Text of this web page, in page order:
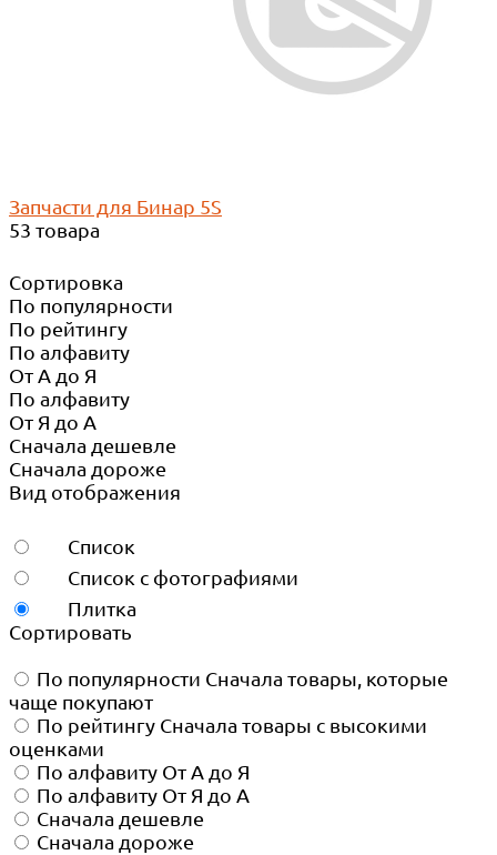
Запчасти для Бинар 5S
53 товара
Сортировка
По популярности
По рейтингу
По алфавиту
От А до Я
По алфавиту
От Я до А
Сначала дешевле
Сначала дороже
Вид отображения
Список
Список с фотографиями
Плитка
Сортировать
По популярности Сначала товары, которые
чаще покупают
По рейтингу Сначала товары с высокими
оценками
По алфавиту От А до Я
По алфавиту От Я до А
Сначала дешевле
Сначала дороже